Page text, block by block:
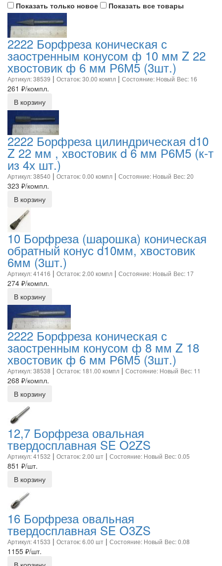
Показать только новое
Показать все товары
2222 Борфреза коническая с
заостренным конусом ф 10 мм Z 22
хвостовик ф 6 мм Р6М5 (3шт.)
Артикул: 38539 | Остаток: 30.00 компл | Состояние: Новый Вес: 16
261 ₽/компл.
В корзину
2222 Борфреза цилиндрическая d10
Z 22 мм , хвостовик d 6 мм Р6М5 (к-т
из 4х шт.)
Артикул: 38540 | Остаток: 0.00 компл | Состояние: Новый Вес: 20
323 ₽/компл.
В корзину
10 Борфреза (шарошка) коническая
обратный конус d10мм, хвостовик
6мм (3шт.)
Артикул: 41416 | Остаток: 2.00 компл | Состояние: Новый Вес: 17
274 ₽/компл.
В корзину
2222 Борфреза коническая с
заостренным конусом ф 8 мм Z 18
хвостовик ф 6 мм Р6М5 (3шт.)
Артикул: 38538 | Остаток: 181.00 компл | Состояние: Новый Вес: 11
268 ₽/компл.
В корзину
12,7 Борфреза овальная
твердосплавная SE O2ZS
Артикул: 41532 | Остаток: 2.00 шт | Состояние: Новый Вес: 0.05
851 ₽/шт.
В корзину
16 Борфреза овальная
твердосплавная SE O3ZS
Артикул: 41533 | Остаток: 6.00 шт | Состояние: Новый Вес: 0.08
1155 ₽/шт.